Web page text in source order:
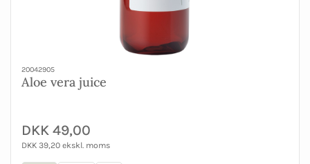
20042905
Aloe vera juice
DKK 49,00
DKK 39,20 ekskl. moms